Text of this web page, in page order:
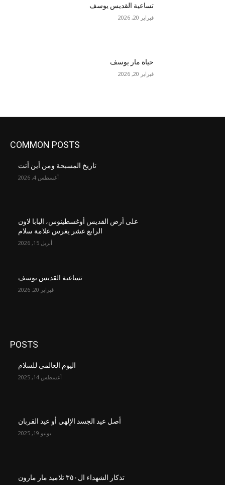
تساعية القديس يوسف
فبراير 20, 2026
حياة مار يوسف
فبراير 20, 2026
COMMON POSTS
تاريخ المسبحة ومن أين أتت
أغسطس 4, 2026
على أرض القديس أوغسطينوس، البابا لاون
الرابع عشر يغرس علامة سلام
أبريل 15, 2026
تساعية القديس يوسف
فبراير 20, 2026
POSTS
اليوم العالمي للسلام
أغسطس 14, 2025
أصل عيد الجسد الإلهي أو عيد القربان
يونيو 19, 2025
تذكار الشهداء ال٣٥٠ تلاميذ مار مارون